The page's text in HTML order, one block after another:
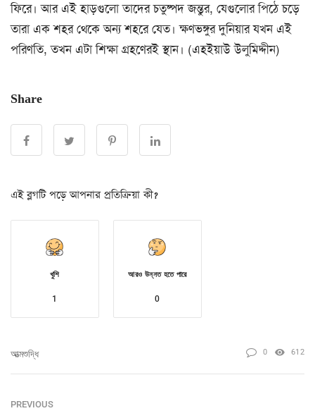
ফিরে। আর এই হাড়গুলো তাদের চতুষ্পদ জন্তুর, যেগুলোর পিঠে চড়ে
তারা এক শহর থেকে অন্য শহরে যেত। ক্ষণভঙ্গুর দুনিয়ার যখন এই
পরিণতি, তখন এটা শিক্ষা গ্রহণেরই স্থান। (এহইয়াউ উলুমিদ্দীন)
Share
এই ব্লগটি পড়ে আপনার প্রতিক্রিয়া কী?
খুশি
1
আরও উন্নত হতে পারে
0
আত্মশুদ্ধি 0 612
PREVIOUS